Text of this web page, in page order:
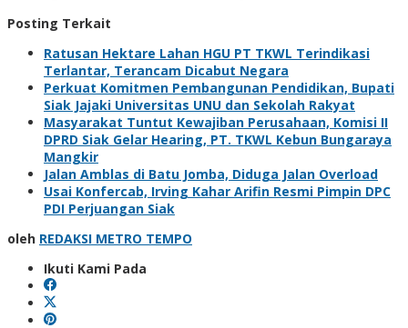
Posting Terkait
Ratusan Hektare Lahan HGU PT TKWL Terindikasi
Terlantar, Terancam Dicabut Negara
Perkuat Komitmen Pembangunan Pendidikan, Bupati
Siak Jajaki Universitas UNU dan Sekolah Rakyat
Masyarakat Tuntut Kewajiban Perusahaan, Komisi II
DPRD Siak Gelar Hearing, PT. TKWL Kebun Bungaraya
Mangkir
Jalan Amblas di Batu Jomba, Diduga Jalan Overload
Usai Konfercab, Irving Kahar Arifin Resmi Pimpin DPC
PDI Perjuangan Siak
oleh REDAKSI METRO TEMPO
Ikuti Kami Pada